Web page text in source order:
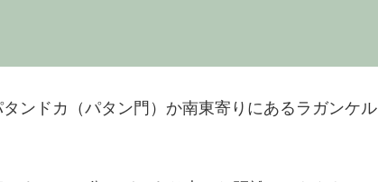
ンドカ（パタン門）か南東寄りにあるラガンケル